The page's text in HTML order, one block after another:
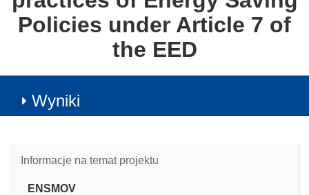
Policies under Article 7 of
the EED
Wyniki
Informacje na temat projektu
ENSMOV